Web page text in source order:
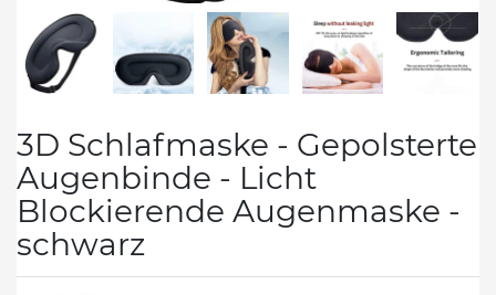
3D Schlafmaske - Gepolsterte
Augenbinde - Licht
Blockierende Augenmaske -
schwarz